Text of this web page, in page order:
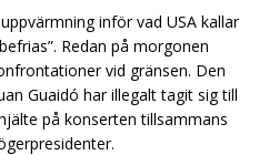
inför vad USA kallar
Redan på morgonen
vid gränsen. Den
Guaidó har illegalt tagit sig till
på konserten tillsammans